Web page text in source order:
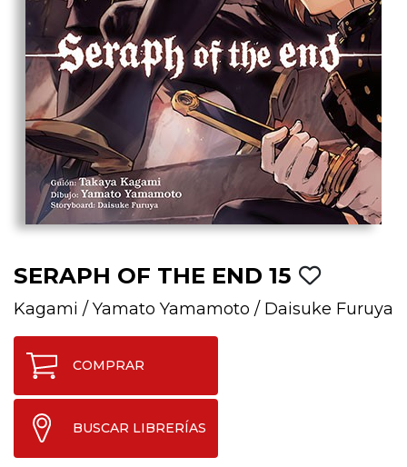
SERAPH OF THE END 15
Kagami / Yamato Yamamoto / Daisuke Furuya
COMPRAR
BUSCAR LIBRERÍAS